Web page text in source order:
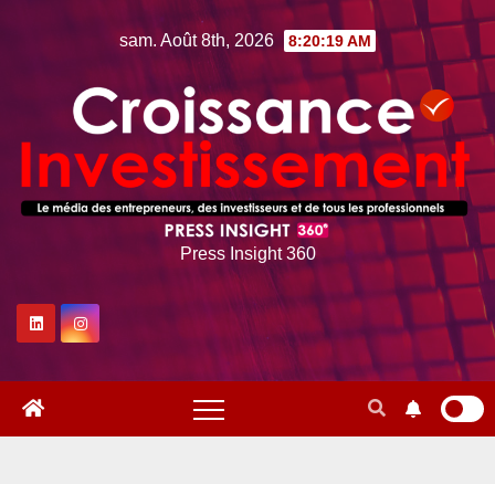
sam. Août 8th, 2026 8:20:20 AM
Press Insight 360